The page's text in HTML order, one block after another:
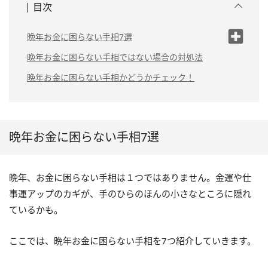
目次
晩年お金に困らない手相7選
（1）財運線が濃く長い
（2）金運線（太陽線）が濃く
長い
ある
（6）ますかけ線がある
（7）玉の輿線がある
晩年お金に困らない手相ではない場合の対処法
晩年お金に困らない手相かどうかチェック！
晩年お金に困らない手相7選
晩年、お金に困らない手相は１つではありません。金運や仕
事運アップのカギが、手のひらのほんの小さなところに隠れ
ているかも。
ここでは、晩年お金に困らない手相を7つ紹介していきます。